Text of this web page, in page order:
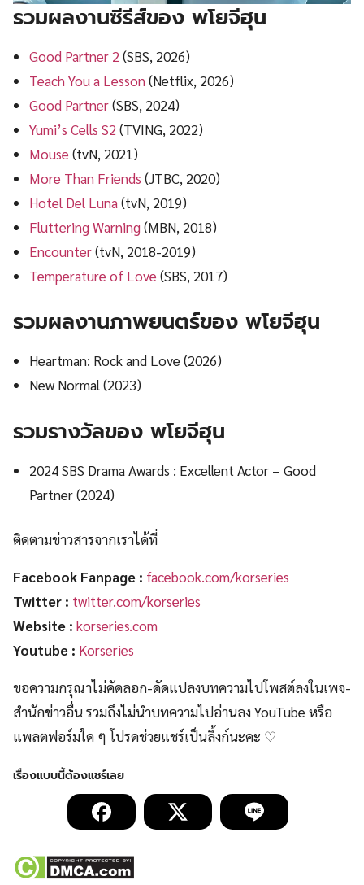
รวมผลงานซีรีส์ของ พโยจีฮุน
Good Partner 2 (SBS, 2026)
Teach You a Lesson(Netflix, 2026)
Good Partner(SBS, 2024)
Yumi’s Cells S2 (TVING, 2022)
Mouse(tvN, 2021)
More Than Friends (JTBC, 2020)
Hotel Del Luna(tvN, 2019)
Fluttering Warning(MBN, 2018)
Encounter(tvN, 2018-2019)
Temperature of Love(SBS, 2017)
รวมผลงานภาพยนตร์ของ พโยจีฮุน
Heartman: Rock and Love (2026)
New Normal (2023)
รวมรางวัลของ พโยจีฮุน
2024 SBS Drama Awards : Excellent Actor – Good
Partner (2024)
ติดตามข่าวสารจากเราได้ที่
Facebook Fanpage : facebook.com/korseries
Twitter : twitter.com/korseries
Website : korseries.com
Youtube : Korseries
ขอความกรุณาไม่คัดลอก-ดัดแปลงบทความไปโพสต์ลงในเพจ-
สำนักข่าวอื่น รวมถึงไม่นำบทความไปอ่านลง YouTube หรือ
แพลตฟอร์มใด ๆ โปรดช่วยแชร์เป็นลิ้งก์นะคะ ♡